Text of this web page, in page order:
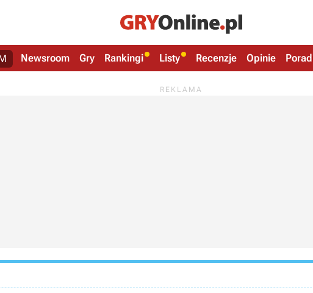
Newsroom Gry Rankingi Listy Recenzje Opinie